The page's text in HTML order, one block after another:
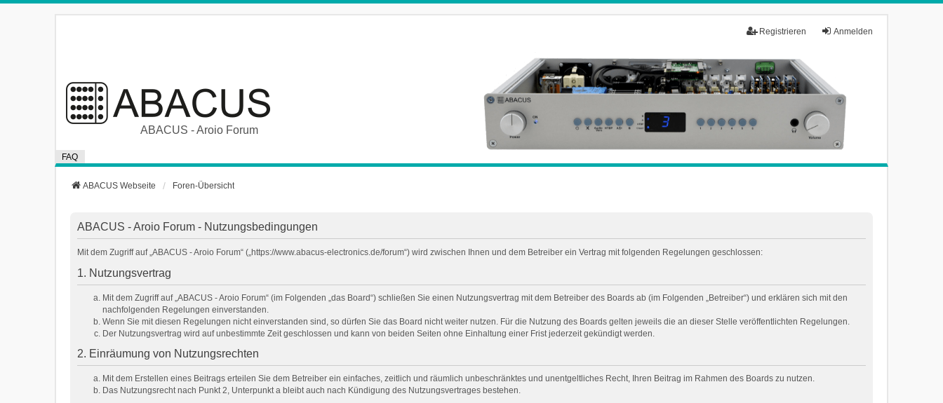
Anmelden
Registrieren
ABACUS - Aroio Forum
FAQ
ABACUS Webseite Foren-Übersicht
ABACUS - Aroio Forum - Nutzungsbedingungen
Mit dem Zugriff auf „ABACUS - Aroio Forum“ („https://www.abacus-electronics.de/forum“) wird zwischen Ihnen und dem Betreiber ein Vertrag mit folgenden Regelungen geschlossen:
1. Nutzungsvertrag
Mit dem Zugriff auf „ABACUS - Aroio Forum“ (im Folgenden „das Board“) schließen Sie einen Nutzungsvertrag mit dem Betreiber des Boards ab (im Folgenden „Betreiber“) und erklären sich mit den
nachfolgenden Regelungen einverstanden.
Wenn Sie mit diesen Regelungen nicht einverstanden sind, so dürfen Sie das Board nicht weiter nutzen. Für die Nutzung des Boards gelten jeweils die an dieser Stelle veröffentlichten Regelungen.
Der Nutzungsvertrag wird auf unbestimmte Zeit geschlossen und kann von beiden Seiten ohne Einhaltung einer Frist jederzeit gekündigt werden.
2. Einräumung von Nutzungsrechten
Mit dem Erstellen eines Beitrags erteilen Sie dem Betreiber ein einfaches, zeitlich und räumlich unbeschränktes und unentgeltliches Recht, Ihren Beitrag im Rahmen des Boards zu nutzen.
Das Nutzungsrecht nach Punkt 2, Unterpunkt a bleibt auch nach Kündigung des Nutzungsvertrages bestehen.